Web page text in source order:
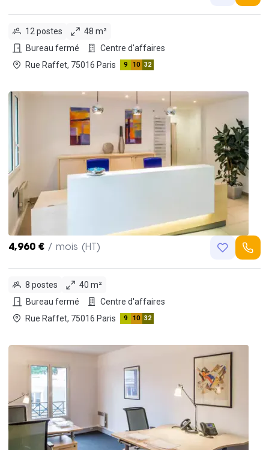
12 postes
48 m²
Bureau fermé
Centre d'affaires
Rue Raffet, 75016 Paris
9 10 32
4,960 € / mois (HT)
8 postes
40 m²
Bureau fermé
Centre d'affaires
Rue Raffet, 75016 Paris
9 10 32